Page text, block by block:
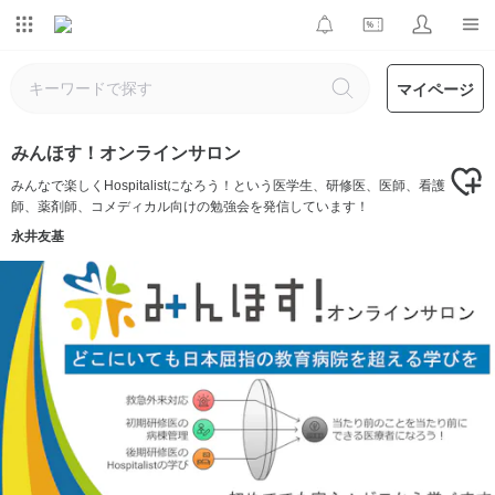
マイページ
みんほす！オンラインサロン
みんなで楽しくHospitalistになろう！という医学生、研修医、医師、看護
師、薬剤師、コメディカル向けの勉強会を発信しています！
永井友基